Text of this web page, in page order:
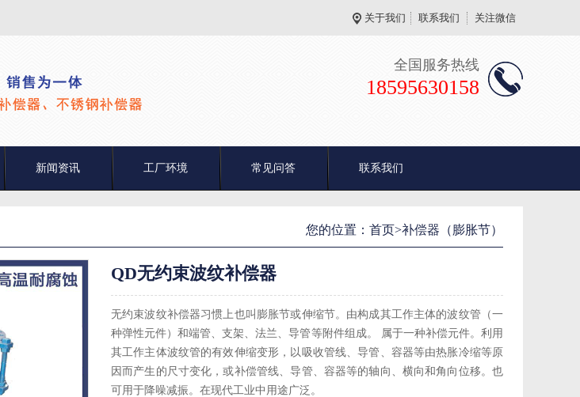
关于我们 联系我们 关注微信
全国服务热线
18595630158
新闻资讯 工厂环境 常见问答 联系我们
您的位置： 首页>补偿器（膨胀节）
QD无约束波纹补偿器
无约束波纹补偿器习惯上也叫膨胀节或伸缩节。由构成其工作主体的波纹管（一
种弹性元件）和端管、支架、法兰、导管等附件组成。 属于一种补偿元件。利用
其工作主体波纹管的有效伸缩变形，以吸收管线、导管、容器等由热胀冷缩等原
因而产生的尺寸变化，或补偿管线、导管、容器等的轴向、横向和角向位移。也
可用于降噪减振。在现代工业中用途广泛。